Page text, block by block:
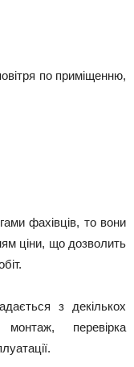
по приміщенню,
фахівців, то вони
ціни, що дозволить
з декількох
перевірка